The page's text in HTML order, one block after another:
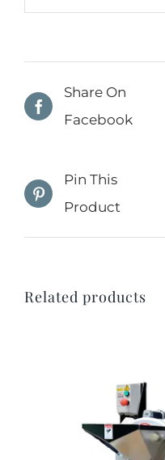
Share On
Facebook
Pin This
Product
Related products